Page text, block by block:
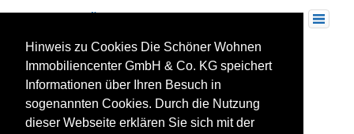
Hinweis zu Cookies Die Schöner Wohnen
Immobiliencenter GmbH & Co. KG speichert
Informationen über Ihren Besuch in
sogenannten Cookies. Durch die Nutzung
dieser Webseite erklären Sie sich mit der
Toggle
navigation
Illu Sachsenheim für Homepage